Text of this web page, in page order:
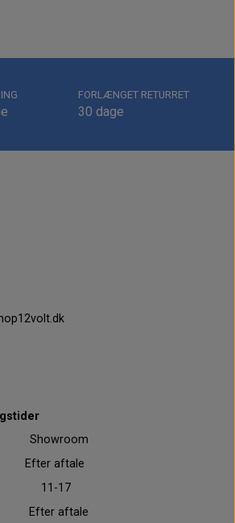
FORLÆNGET RETURRET
30 dage
aftale
11-17
Efter aftale